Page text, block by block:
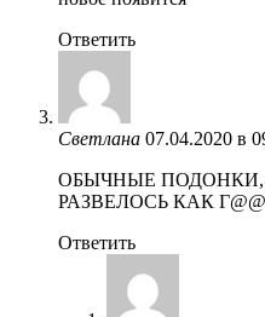
Ответить
Светлана 07.04.2020 в
ОБЫЧНЫЕ
РАЗВЕЛОСЬ КАК
Ответить